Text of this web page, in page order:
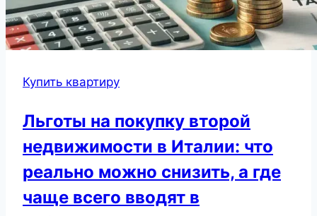
Купить квартиру
Льготы на покупку второй
недвижимости в Италии: что
реально можно снизить, а где
чаще всего вводят в